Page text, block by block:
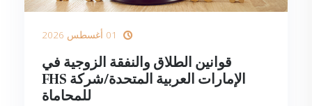
قوانين الطلاق والنفقة الزوجية في
الإمارات العربية المتحدة/شركة FHS
للمحاماة